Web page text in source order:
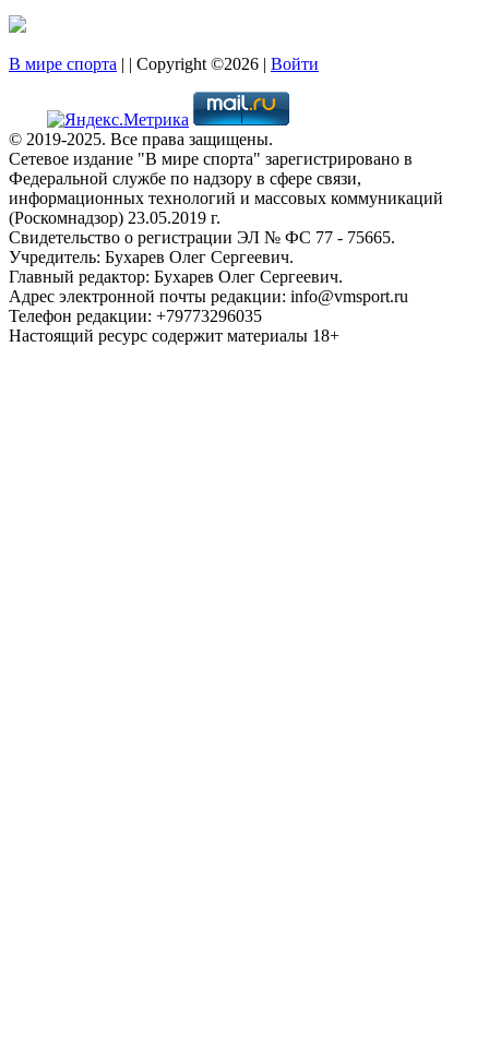
В мире спорта | | Copyright ©2026 | Войти
© 2019-2025. Все права защищены.
Сетевое издание "В мире спорта" зарегистрировано в
Федеральной службе по надзору в сфере связи,
информационных технологий и массовых коммуникаций
(Роскомнадзор) 23.05.2019 г.
Свидетельство о регистрации ЭЛ № ФС 77 - 75665.
Учредитель: Бухарев Олег Сергеевич.
Главный редактор: Бухарев Олег Сергеевич.
Адрес электронной почты редакции: info@vmsport.ru
Телефон редакции: +79773296035
Настоящий ресурс содержит материалы 18+